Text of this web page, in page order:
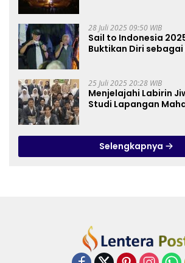
28 Juli 2025 09:50 WIB
Sail to Indonesia
Buktikan Diri sebagai
25 Juli 2025 20:28 WIB
Menjelajahi Labirin
Studi Lapangan
Selengkapnya